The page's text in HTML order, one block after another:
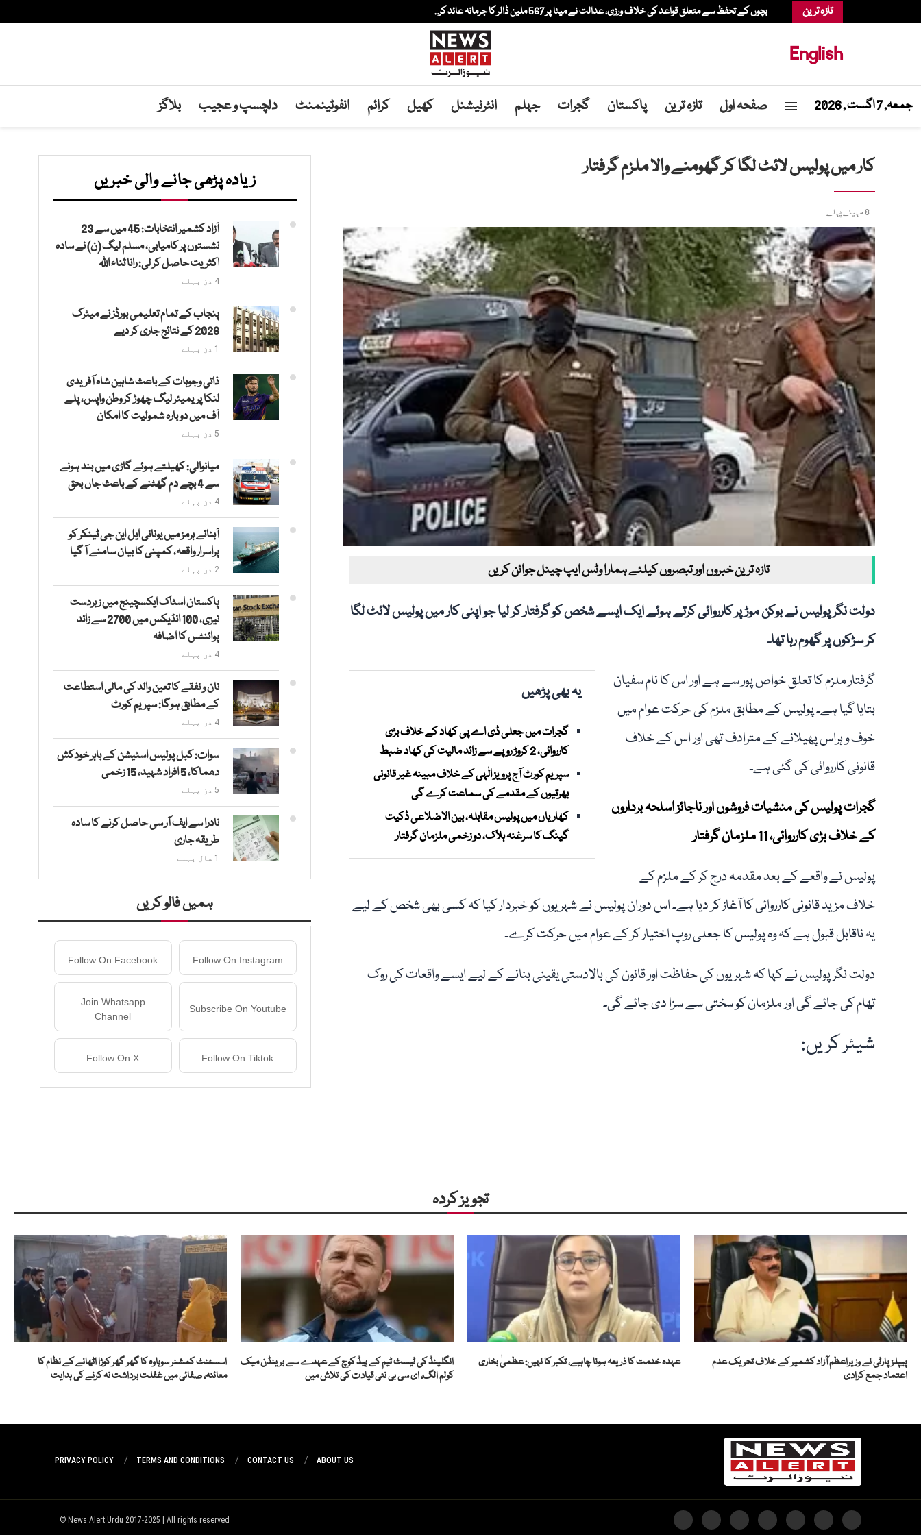
تازہ ترین بچوں کے تحفظ سے متعلق قواعد کی خلاف ورزی، عدالت نے میٹا پر 567 ملین ڈالر کا جرمانہ عائد کر...
English
جمعہ, 7 اگست , 2026 صفحہ اول تازہ ترین پاکستان گجرات جہلم انٹرنیشنل کھیل کرائم انفوٹینمنٹ دلچسپ و عجیب بلاگز
کار میں پولیس لائٹ لگا کر گھومنے والا ملزم گرفتار
8 مہینے پہلے
تازہ ترین خبروں اور تبصروں کیلئے ہمارا وٹس ایپ چینل جوائن کریں
دولت نگر پولیس نے بوکن موڑ پر کارروائی کرتے ہوئے ایک ایسے شخص کو گرفتار کر لیا جو اپنی کار میں پولیس لائٹ لگا
کر سڑکوں پر گھوم رہا تھا۔
یہ بھی پڑھیں
گجرات میں جعلی ڈی اے پی کھاد کے خلاف بڑی
کارروائی، 2 کروڑ روپے سے زائد مالیت کی کھاد ضبط
سپریم کورٹ آج پرویز الٰہی کے خلاف مبینہ غیر قانونی
بھرتیوں کے مقدمے کی سماعت کرے گی
کھاریاں میں پولیس مقابلہ، بین الاضلاعی ڈکیت
گینگ کا سرغنہ ہلاک، دو زخمی ملزمان گرفتار
گرفتار ملزم کا تعلق خواص پور سے ہے اور اس کا نام سفیان
بتایا گیا ہے۔ پولیس کے مطابق ملزم کی حرکت عوام میں
خوف و ہراس پھیلانے کے مترادف تھی اور اس کے خلاف
قانونی کارروائی کی گئی ہے۔
گجرات پولیس کی منشیات فروشوں اور ناجائز اسلحہ برداروں
کے خلاف بڑی کارروائی، 11 ملزمان گرفتار
پولیس نے واقعے کے بعد مقدمہ درج کر کے ملزم کے
خلاف مزید قانونی کارروائی کا آغاز کر دیا ہے۔ اس دوران پولیس نے شہریوں کو خبردار کیا کہ کسی بھی شخص کے لیے
یہ ناقابل قبول ہے کہ وہ پولیس کا جعلی روپ اختیار کر کے عوام میں حرکت کرے۔
دولت نگر پولیس نے کہا کہ شہریوں کی حفاظت اور قانون کی بالادستی یقینی بنانے کے لیے ایسے واقعات کی روک
تھام کی جائے گی اور ملزمان کو سختی سے سزا دی جائے گی۔
شیئر کریں:
زیادہ پڑھی جانے والی خبریں
آزاد کشمیر انتخابات: 45 میں سے 23
نشستوں پر کامیابی، مسلم لیگ (ن) نے سادہ
اکثریت حاصل کر لی: رانا ثناء اللہ
4 دن پہلے
پنجاب کے تمام تعلیمی بورڈز نے میٹرک
2026 کے نتائج جاری کر دیے
1 دن پہلے
ذاتی وجوہات کے باعث شاہین شاہ آفریدی
لنکا پریمیئر لیگ چھوڑ کر وطن واپس، پلے
آف میں دوبارہ شمولیت کا امکان
5 دن پہلے
میانوالی: کھیلتے ہوئے گاڑی میں بند ہونے
سے 4 بچے دم گھٹنے کے باعث جاں بحق
4 دن پہلے
آبنائے ہرمز میں یونانی ایل این جی ٹینکر کو
پراسرار واقعہ، کمپنی کا بیان سامنے آ گیا
2 دن پہلے
پاکستان اسٹاک ایکسچینج میں زبردست
تیزی، 100 انڈیکس میں 2700 سے زائد
پوائنٹس کا اضافہ
4 دن پہلے
نان و نفقے کا تعین والد کی مالی استطاعت
کے مطابق ہوگا: سپریم کورٹ
4 دن پہلے
سوات: کبل پولیس اسٹیشن کے باہر خودکش
دھماکا، 5 افراد شہید، 15 زخمی
5 دن پہلے
نادرا سے ایف آر سی حاصل کرنے کا سادہ
طریقہ جاری
1 سال پہلے
ہمیں فالو کریں
Follow On Instagram
Follow On Facebook
Subscribe On Youtube
Join Whatsapp
Channel
Follow On Tiktok
Follow On X
تجویز کردہ
پیپلز پارٹی نے وزیراعظم آزاد کشمیر کے خلاف تحریک عدم
اعتماد جمع کرادی
عہدہ خدمت کا ذریعہ ہونا چاہیے، تکبر کا نہیں: عظمیٰ بخاری
انگلینڈ کی ٹیسٹ ٹیم کے ہیڈ کوچ کے عہدے سے برینڈن میک
کولم الگ، ای سی بی نئی قیادت کی تلاش میں
اسسٹنٹ کمشنر سوہاوہ کا گھر گھر کوڑا اٹھانے کے نظام کا
معائنہ، صفائی میں غفلت برداشت نہ کرنے کی ہدایت
ABOUT US
CONTACT US
TERMS AND CONDITIONS
PRIVACY POLICY
News Alert Urdu 2017-2025 | All rights reserved ©